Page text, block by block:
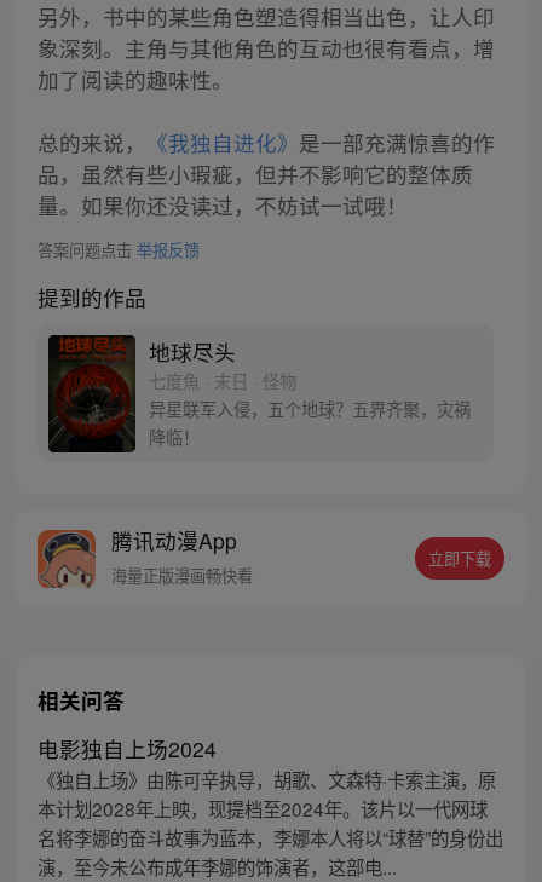
另外，书中的某些角色塑造得相当出色，让人印
象深刻。主角与其他角色的互动也很有看点，增
加了阅读的趣味性。
总的来说， 《我独自进化》 是一部充满惊喜的作
品，虽然有些小瑕疵，但并不影响它的整体质
量。如果你还没读过，不妨试一试哦！
答案问题点击 举报反馈
提到的作品
地球尽头
七度魚 · 末日 · 怪物
异星联军入侵，五个地球？五界齐聚，灾祸
降临！
腾讯动漫App
海量正版漫画畅快看
立即下载
相关问答
电影独自上场2024
《独自上场》由陈可辛执导，胡歌、文森特·卡索主演，原
本计划2028年上映，现提档至2024年。该片以一代网球
名将李娜的奋斗故事为蓝本，李娜本人将以“球替”的身份出
演，至今未公布成年李娜的饰演者，这部电...